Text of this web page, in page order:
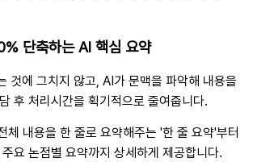
단축하는AI 핵심 요약
것에 그치지 않고 , AI가 문맥을 파악해 내용을
후 처리 시간을 획기적으로 줄여줍니다.
체 내용을 한 줄로 요약해주는 '한 줄 요약'부터
주요 논점별 요약까지 상세하게 제공합니다.